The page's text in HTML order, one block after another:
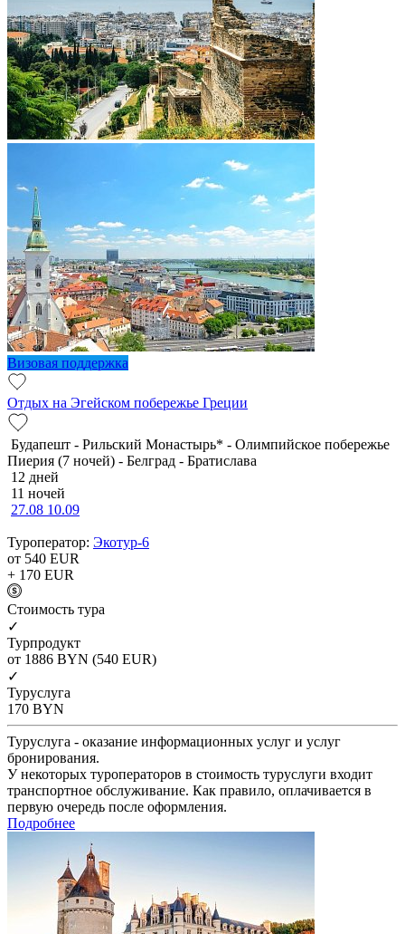
Визовая поддержка
Отдых на Эгейском побережье Греции
Будапешт - Рильский Монастырь* - Олимпийское побережье
Пиерия (7 ночей) - Белград - Братислава
12 дней
11 ночей
27.08 10.09
Туроператор: Экотур-6
от 540 EUR
+ 170 EUR
Cтоимость тура
✓
Турпродукт
от 1886 BYN (540 EUR)
✓
Туруслуга
170 BYN
Туруслуга - оказание информационных услуг и услуг
бронирования.
У некоторых туроператоров в стоимость туруслуги входит
транспортное обслуживание. Как правило, оплачивается в
первую очередь после оформления.
Подробнее